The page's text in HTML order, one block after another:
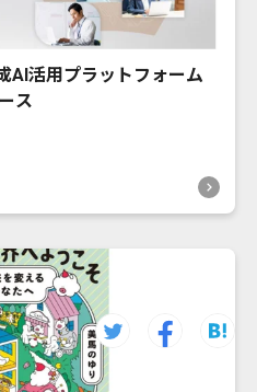
AI活用プラットフォーム
ス